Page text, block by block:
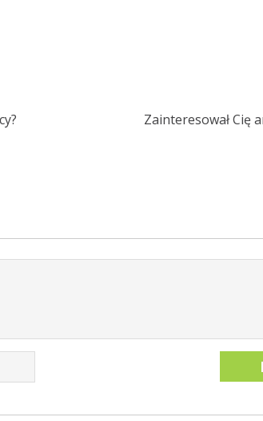
Zainteresował Cię